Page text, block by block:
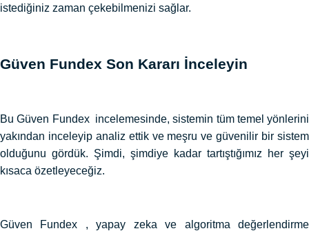
istediğiniz zaman çekebilmenizi sağlar.
Güven Fundex Son Kararı İnceleyin
Bu Güven Fundex incelemesinde, sistemin tüm temel yönlerini
yakından inceleyip analiz ettik ve meşru ve güvenilir bir sistem
olduğunu gördük. Şimdi, şimdiye kadar tartıştığımız her şeyi
kısaca özetleyeceğiz.
Güven Fundex , yapay zeka ve algoritma değerlendirme